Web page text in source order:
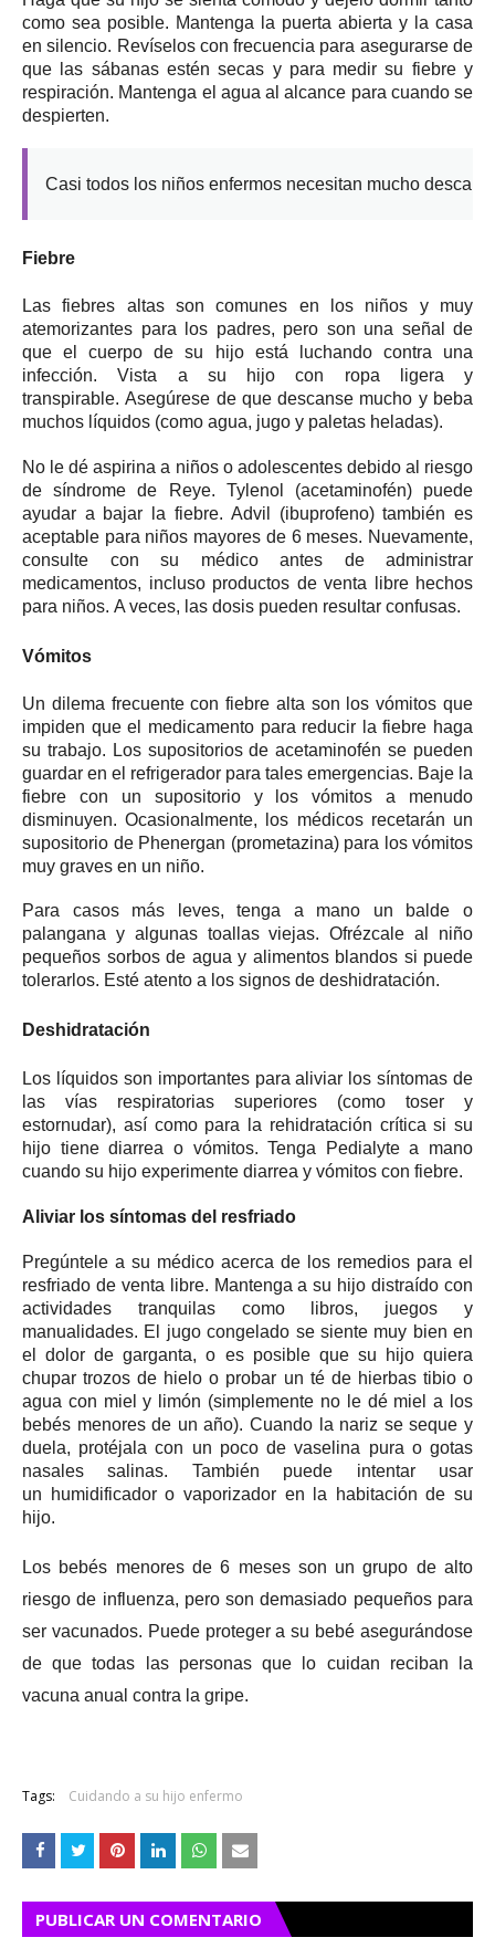
como sea posible. Mantenga la puerta abierta y la casa
en silencio. Revíselos con frecuencia para asegurarse de
que las sábanas estén secas y para medir su fiebre y
respiración. Mantenga el agua al alcance para cuando se
despierten.
Casi todos los niños enfermos necesitan mucho
Fiebre
Las fiebres altas son comunes en los niños y muy
atemorizantes para los padres, pero son una señal de
que el cuerpo de su hijo está luchando contra una
infección.Vista a su hijo con ropa ligera y
transpirable.Asegúrese de que descanse mucho y beba
muchos líquidos (como agua, jugo y paletas heladas).
No le dé aspirina a niños o adolescentes debido al riesgo
de síndrome de Reye. Tylenol (acetaminofén) puede
ayudar a bajar la fiebre.Advil (ibuprofeno) también es
aceptable para niños mayores de 6 meses. Nuevamente,
consulte con su médico antes de administrar
medicamentos, incluso productos de venta libre hechos
para niños. A veces, las dosis pueden resultar confusas.
Vómitos
Un dilema frecuente con fiebre alta son los vómitos que
impiden que el medicamento para reducir la fiebre haga
su trabajo. Los supositorios de acetaminofén se pueden
guardar en el refrigerador para tales emergencias. Baje la
fiebre con un supositorio y los vómitos a menudo
disminuyen.Ocasionalmente, los médicos recetarán un
supositorio de Phenergan (prometazina) para los vómitos
muy graves en un niño.
Para casos más leves, tenga a mano un balde o
palangana y algunas toallas viejas.Ofrézcale al niño
pequeños sorbos de agua y alimentos blandos si puede
tolerarlos. Esté atento a los signos de deshidratación.
Deshidratación
Los líquidos son importantes para aliviar los síntomas de
las vías respiratorias superiores (como toser y
estornudar), así como para la rehidratación crítica si su
hijo tiene diarrea o vómitos.Tenga Pedialyte a mano
cuando su hijo experimente diarrea y vómitos con fiebre.
Aliviar los síntomas del resfriado
Pregúntele a su médico acerca de los remedios para el
resfriado de venta libre. Mantenga a su hijo distraído con
actividades tranquilas como libros, juegos y
manualidades. El jugo congelado se siente muy bien en
el dolor de garganta, o es posible que su hijo quiera
chupar trozos de hielo o probar un té de hierbas tibio o
agua con miel y limón (simplemente no le dé miel a los
bebés menores de un año). Cuando la nariz se seque y
duela, protéjala con un poco de vaselina pura o gotas
nasales salinas. También puede intentar usar
un
humidificador o vaporizadoren la habitación de su
hijo.
Los bebés menores de 6 meses son un grupo de alto
riesgo de influenza, pero son demasiado pequeños para
ser vacunados. Puede proteger a su bebé asegurándose
de que todas las personas que lo cuidan reciban la
vacuna anual contra la gripe.
Tags: Cuidando a su hijo enfermo
PUBLICAR UN COMENTARIO